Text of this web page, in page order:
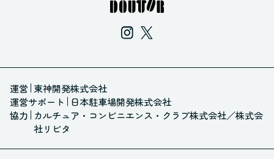
運営 東神開発株式会社
運営サポート 日本駐車場開発株式会社
協力 カルチュア・コンビニエンス・クラブ株式会社／株式会
社リビタ